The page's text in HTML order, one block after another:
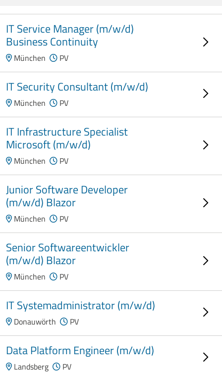
IT Service Manager (m/w/d)
Business Continuity
München PV
IT Security Consultant (m/w/d)
München PV
IT Infrastructure Specialist
Microsoft (m/w/d)
München PV
Junior Software Developer
(m/w/d) Blazor
München PV
Senior Softwareentwickler
(m/w/d) Blazor
München PV
IT Systemadministrator (m/w/d)
Donauwörth PV
Data Platform Engineer (m/w/d)
Landsberg PV